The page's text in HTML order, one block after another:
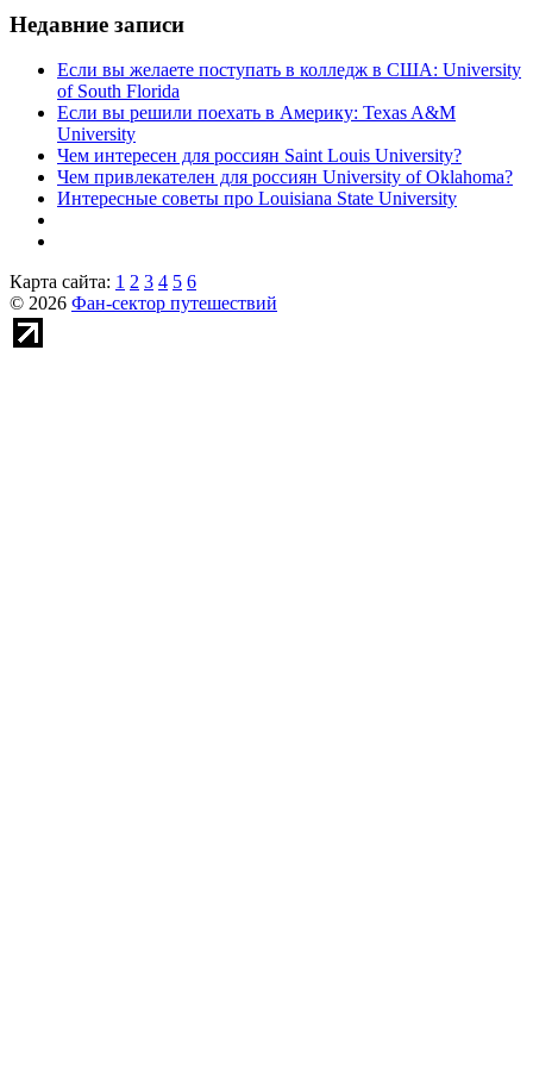
Недавние записи
Если вы желаете поступать в колледж в США: University
of South Florida
Если вы решили поехать в Америку: Texas A&M
University
Чем интересен для россиян Saint Louis University?
Чем привлекателен для россиян University of Oklahoma?
Интересные советы про Louisiana State University
Карта сайта: 1 2 3 4 5 6
© 2026 Фан-сектор путешествий